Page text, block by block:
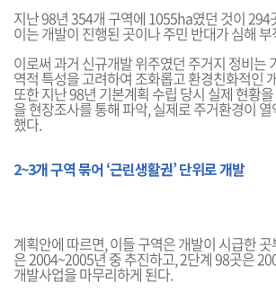
지난 98년 354개 구역에 1055ha였던 것이
이는 개발이 진행된 곳이나 주민 반대가 심해
이로써 과거 신규개발 위주였던 주거지 정비
역적 특성을 고려하여 조화롭고 환경친화적인
또한 지난 98년 기본계획 수립 당시 실제 현황
을 현장조사를 통해 파악, 실제로 주거환경이
했다.
2~3개 구역 묶어 ‘근린생활권’ 단위로 개발
계획안에 따르면, 이들 구역은 개발이 시급한
은 2004~2005년 중 추진하고, 2단계 98곳은
개발사업을 마무리하게 된다.